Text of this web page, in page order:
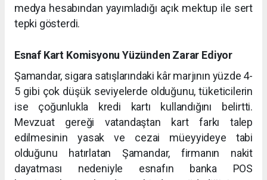
medya hesabından yayımladığı açık mektup ile sert
tepki gösterdi.
Esnaf Kart Komisyonu Yüzünden Zarar Ediyor
Şamandar, sigara satışlarındaki kâr marjının yüzde 4-
5 gibi çok düşük seviyelerde olduğunu, tüketicilerin
ise çoğunlukla kredi kartı kullandığını belirtti.
Mevzuat gereği vatandaştan kart farkı talep
edilmesinin yasak ve cezai müeyyideye tabi
olduğunu hatırlatan Şamandar, firmanın nakit
dayatması nedeniyle esnafın banka POS